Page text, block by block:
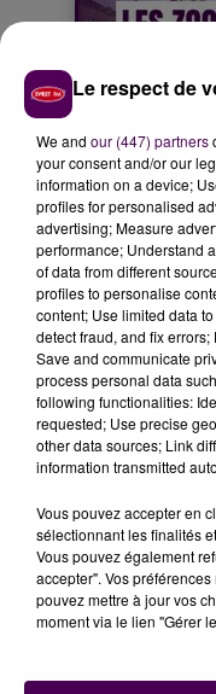
Le respect de
We and our (447) partners
your consent and/or our
information on a device;
profiles for personalised
advertising; Measure
performance; Understand
of data from different
profiles to personalise
content; Use limited data
detect fraud, and fix
Save and communicate
process personal data
following functionalities:
requested; Use precise
other data sources; Link
information transmitted
Vous pouvez accepter en
sélectionnant les finalités
Vous pouvez également
accepter". Vos
pouvez mettre à jour vos
moment via le lien "Gérer